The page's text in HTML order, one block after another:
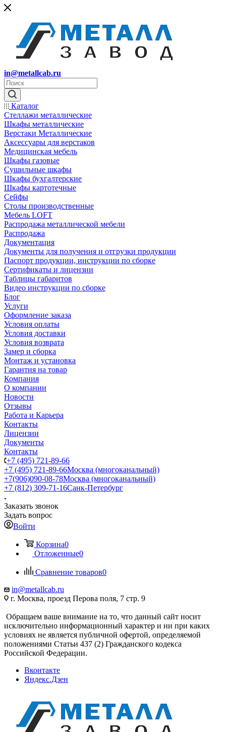
in@metallcab.ru
Каталог
Стеллажи металлические
Шкафы металлические
Верстаки Металлические
Аксессуары для верстаков
Медицинская мебель
Шкафы газовые
Сушильные шкафы
Шкафы бухгалтерские
Шкафы картотечные
Сейфы
Столы производственные
Мебель LOFT
Распродажа металлической мебели
Распродажа
Документация
Документы для получения и отгрузки продукции
Паспорт продукции, инструкции по сборке
Сертификаты и лицензии
Таблицы габаритов
Видео инструкции по сборке
Блог
Услуги
Оформление заказа
Условия оплаты
Условия доставки
Условия возврата
Замер и сборка
Монтаж и установка
Гарантия на товар
Компания
О компании
Новости
Отзывы
Работа и Карьера
Контакты
Лицензии
Документы
Контакты
+7 (495) 721-89-66
+7 (495) 721-89-66Москва (многоканальный)
+7(906)090-08-78Москва (многоканальный)
+7 (812) 309-71-16Санк-Петербург
Заказать звонок
Задать вопрос
Войти
Корзина0
Отложенные0
Сравнение товаров0
in@metallcab.ru
г. Москва, проезд Перова поля, 7 стр. 9
Обращаем ваше внимание на то, что данный сайт носит
исключительно информационный характер и ни при каких
условиях не является публичной офертой, определяемой
положениями Статьи 437 (2) Гражданского кодекса
Российской Федерации.
Вконтакте
Яндекс.Дзен